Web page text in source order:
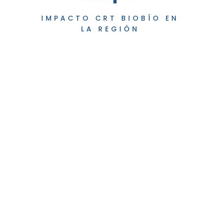
IMPACTO CRT BIOBÍO EN
LA REGIÓN